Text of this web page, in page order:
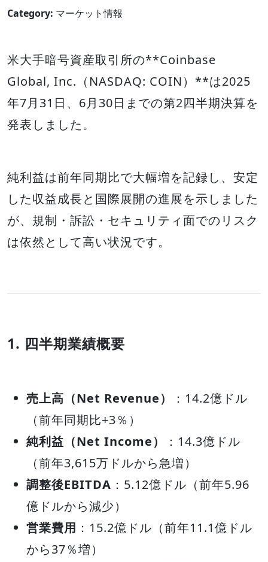
Category: マーケット情報
米大手暗号資産取引所の**Coinbase
Global, Inc.（NASDAQ: COIN）**は2025
年7月31日、6月30日までの第2四半期決算を
発表しました。
純利益は前年同期比で大幅増を記録し、安定
した収益成長と国際展開の進展を示しました
が、規制・訴訟・セキュリティ面でのリスク
は依然として高い状況です。
1. 四半期業績概要
売上高（Net Revenue）
：14.2億ドル
（前年同期比+3％）
純利益（Net Income）
：14.3億ドル
（前年3,615万ドルから急増）
調整後EBITDA ：5.12億ドル（前年5.96
億ドルから減少）
営業費用 ：15.2億ドル（前年11.1億ドル
から37％増）